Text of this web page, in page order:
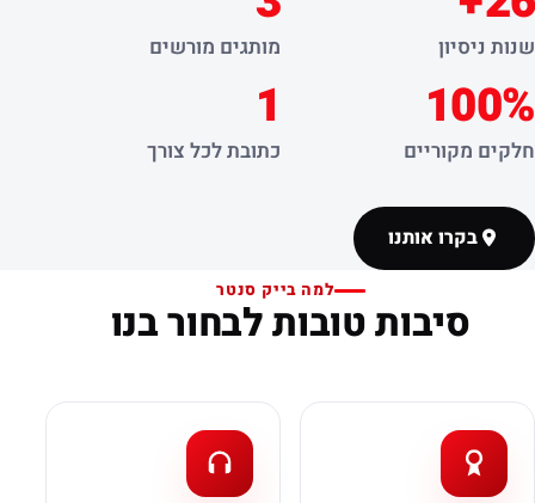
שנות ניסיון מותגים מורשים
100%
חלקים מקוריים
1
כתובת לכל צורך
בקרו אותנו
למה בייק סנטר
סיבות טובות לבחור בנו